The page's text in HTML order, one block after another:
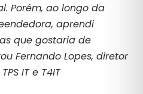
Porém, ao longo da
aprendi
que gostaria de
Fernando Lopes, diretor
IT e T4IT